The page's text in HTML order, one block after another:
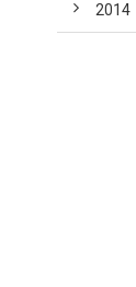
2014